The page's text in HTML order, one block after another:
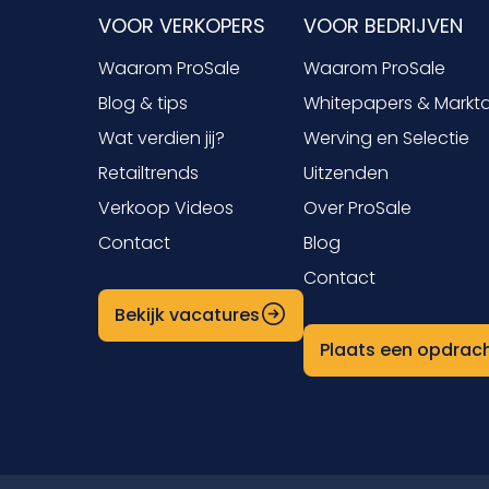
VOOR VERKOPERS
Waarom ProSale
Blog & tips
Wat verdien jij?
Retailtrends
Verkoop Videos
Contact
Bekijk vacatures
VOOR BEDRIJVEN
Waarom ProSale
Whitepapers &
Werving en Selectie
Uitzenden
Over ProSale
Blog
Contact
Plaats een